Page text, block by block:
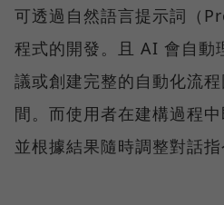
可透過自然語言提示詞（
程式的開發。且 AI 會自動
議或創建完整的自動化流
間。而使用者在建構過程
並根據結果隨時調整對話指